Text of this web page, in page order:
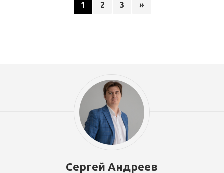
1 2 3 »
Сергей Андреев